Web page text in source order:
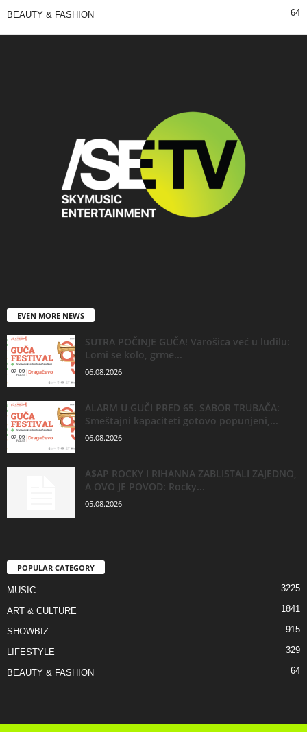
BEAUTY & FASHION 64
EVEN MORE NEWS
SUTRA POČINJE GUČA! Varošica već u ludilu:
Lomi se kolo, grme...
06.08.2026
ALARM U GUČI PRED 65. SABOR TRUBAČA:
Smeštajni kapaciteti gotovo popunjeni,...
06.08.2026
A$AP ROCKY I RIHANNA ZABLISTALI ZAJEDNO,
A OVO JE POVOD: Rocky...
05.08.2026
POPULAR CATEGORY
MUSIC 3225
ART & CULTURE 1841
SHOWBIZ 915
LIFESTYLE 329
BEAUTY & FASHION 64